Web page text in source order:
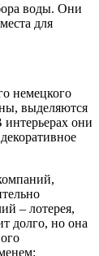
воды. Они
для
немецкого
выделяются
они
– лотерея,
долго, но она